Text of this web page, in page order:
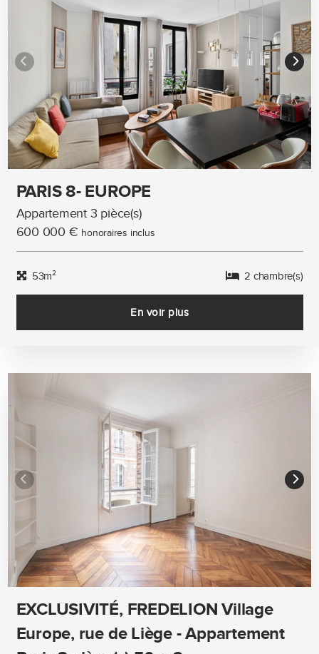
PARIS 8- EUROPE
Appartement 3 pièce(s)
600 000 € honoraires inclus
53m² 2 chambre(s)
En voir plus
EXCLUSIVITÉ, FREDELION Village
Europe, rue de Liège - Appartement